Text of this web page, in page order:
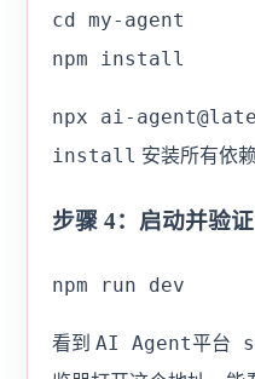
cd my-agent
npm install
npx ai-
install 安装所有依赖
步骤 4：启动并验证
npm run dev
看到 AI Agent平